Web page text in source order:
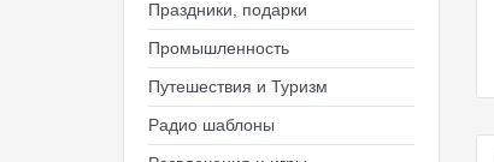
Праздники, подарки
Промышленность
Путешествия и Туризм
Радио шаблоны